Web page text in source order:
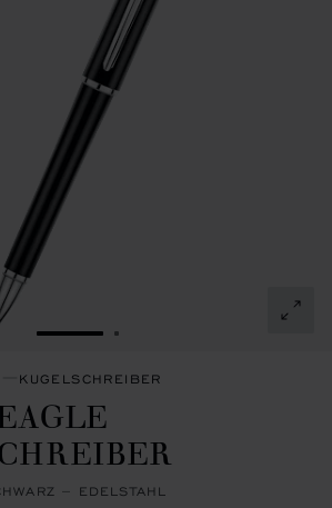
ZUR FOLIE GEHEN 1
ZUR FOLIE GEHEN 2
KUGELSCHREIBER
– EDELSTAHL